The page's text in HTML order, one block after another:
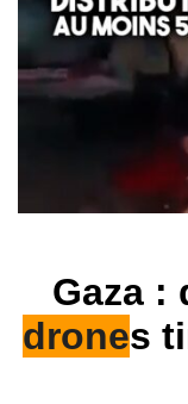
Gaza :
drones